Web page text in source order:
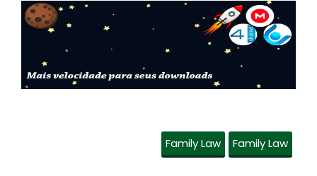
Family Law Family Law